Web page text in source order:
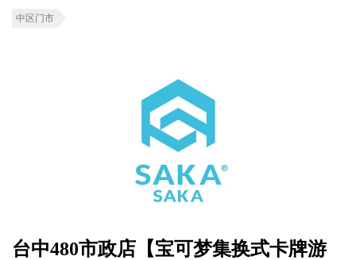
中区门市
台中480市政店【宝可梦集换式卡牌游